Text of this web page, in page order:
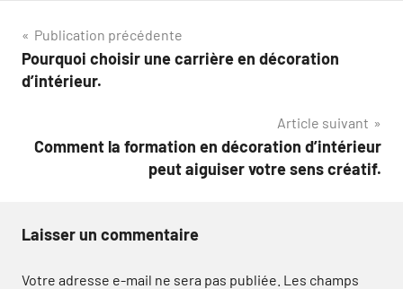
Navigation
de
Publication précédente
Pourquoi choisir une carrière en décoration
d’intérieur.
Article suivant
Comment la formation en décoration d’intérieur
peut aiguiser votre sens créatif.
Laisser un commentaire
Votre adresse e-mail ne sera pas publiée. Les champs